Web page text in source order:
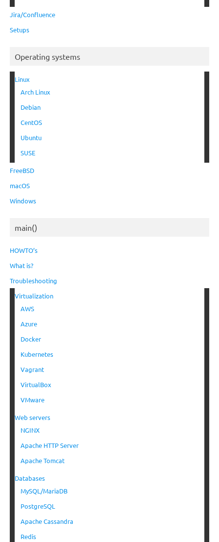
Jira/Confluence
Setups
Operating systems
Linux
Arch Linux
Debian
CentOS
Ubuntu
SUSE
FreeBSD
macOS
Windows
main()
HOWTO’s
What is?
Troubleshooting
Virtualization
AWS
Azure
Docker
Kubernetes
Vagrant
VirtualBox
VMware
Web servers
NGINX
Apache HTTP Server
Apache Tomcat
Databases
MySQL/MariaDB
PostgreSQL
Apache Cassandra
Redis